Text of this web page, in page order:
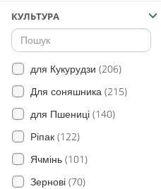
Цикорій дикий
Злинка канадська(34)
Сокирки польові(30)
Дзвінець(3)
Овес дикий (вівсюг)
Грястиця збірна
Егілопс циліндричний
КУЛЬТУРА
для Кукурудзи (206)
Для соняшника (215)
для Пшениці (140)
Ріпак (122)
Ячмінь (101)
Зернові (70)